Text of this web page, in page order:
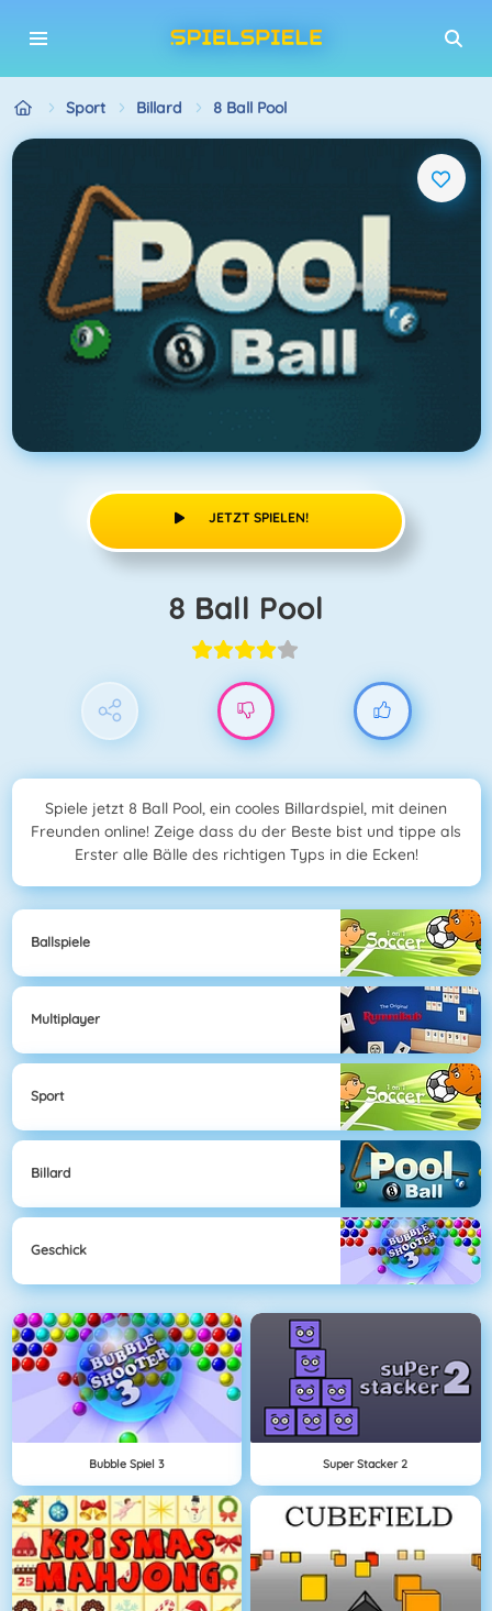
Sport Billard 8 Ball Pool
JETZT SPIELEN!
8 Ball Pool
Spiele jetzt 8 Ball Pool, ein cooles Billardspiel, mit deinen
Freunden online! Zeige dass du der Beste bist und tippe als
Erster alle Bälle des richtigen Typs in die Ecken!
Ballspiele
Multiplayer
Sport
Billard
Geschick
Bubble Spiel 3 Super Stacker 2